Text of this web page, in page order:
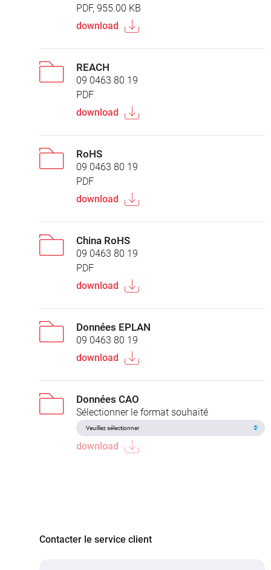
PDF, 955.00 KB
download
REACH
09 0463 80 19
PDF
download
RoHS
09 0463 80 19
PDF
download
China RoHS
09 0463 80 19
PDF
download
Données EPLAN
09 0463 80 19
download
Données CAO
Sélectionner le format souhaité
download
Contacter le service client